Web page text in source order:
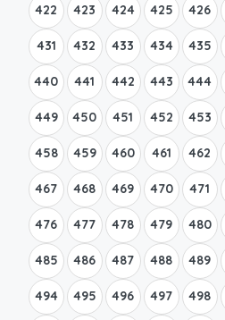
422 423 424 425 426
431 432 433 434 435
440 441 442 443 444
449 450 451 452 453
458 459 460 461 462
467 468 469 470 471
476 477 478 479 480
485 486 487 488 489
494 495 496 497 498